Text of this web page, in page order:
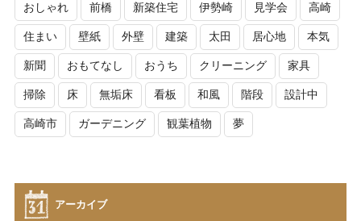
おしゃれ 前橋 新築住宅 伊勢崎 見学会 高崎
住まい 壁紙 外壁 建築 太田 居心地 本気
新聞 おもてなし おうち クリーニング 家具
掃除 床 無垢床 看板 和風 階段 設計中
高崎市 ガーデニング 観葉植物 夢
アーカイブ